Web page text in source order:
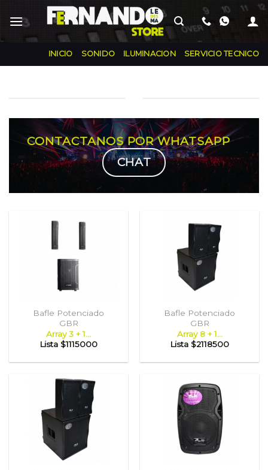
INICIO SONIDO ILUMINACION SERVICIO TECNICO
CONTACTANOS POR WHATSAPP
CHAT
Bafle Potenciado
GBR
Array 3 + 1...
Lista $1115000
Bafle Potenciado
GBR
Array 8 + 1...
Lista $2118500